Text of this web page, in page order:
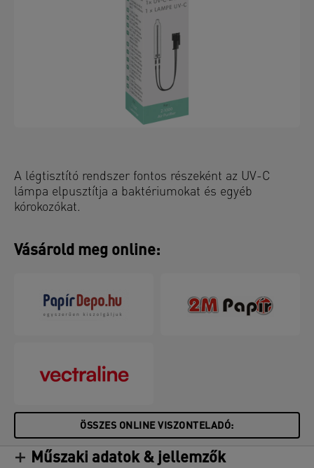
A légtisztító rendszer fontos részeként az UV-C
lámpa elpusztítja a baktériumokat és egyéb
kórokozókat.
Vásárold meg online:
ÖSSZES ONLINE VISZONTELADÓ:
Műszaki adatok & jellemzők